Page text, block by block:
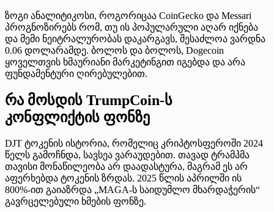
ზოგი ანალიტიკოსი, როგორიცაა CoinGecko და Messari
პროგნოზირებს რომ, თუ ის პოპულარული აღარ იქნება
და მემი ნეიტრალურობას დაკარგავს, შესაძლოა ვარდნა
0.06 დოლარამდე. ბოლოს და ბოლოს, Dogecoin
ყოველთვის ხმაურიანი მარკეტინგით იგებდა და არა
ფუნდამენტური ღირებულებით.
რა მოსდის TrumpCoin-ს
კონფლიქტის ფონზე
DJT ტოკენის ისტორია, რომელიც კრიპტოსფეროში 2024
წელს გამოჩნდა, სავსეა ვარაუდებით. თავად ტრამპმა
თავისი მონაწილეობა არ დაადასტურა, მაგრამ ეს არ
აფერხებდა ტოკენის ზრდას. 2025 წლის აპრილში ის
800%-ით გაიაზრდა „MAGA-ს საიდუმლო მხარდაჭერის“
გავრცელებული ხმების ფონზე.